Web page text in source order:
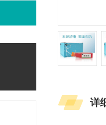
详